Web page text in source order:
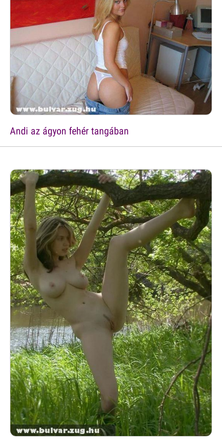
Andi az ágyon fehér tangában